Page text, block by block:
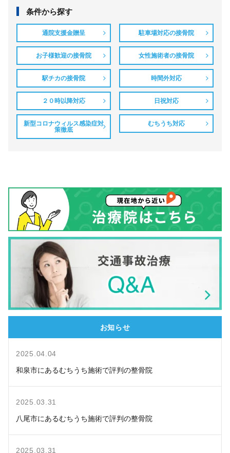
条件から探す
通院支援金贈呈 駐車場対応の接骨院
お子様歓迎の接骨院 女性施術者の接骨院
駅チカの接骨院 時間外対応
２０時以降対応 日祝対応
新型コロナウィルス感染症対
策徹底
むちうち対応
お知らせ
2025.04.04
和泉市にあるむちうち施術で評判の整骨院
2025.03.31
八尾市にあるむちうち施術で評判の整骨院
2025.03.31